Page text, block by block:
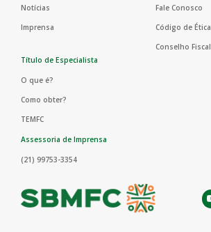
Notícias
Imprensa
Fale Conosco
Código de Ética
Conselho Fiscal
Título de Especialista
O que é?
Como obter?
TEMFC
Assessoria de Imprensa
(21) 99753-3354